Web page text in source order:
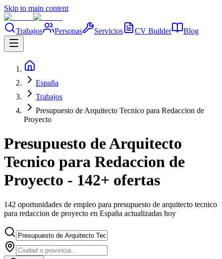
Skip to main content
Trabajos Personas Servicios CV Builder Blog
España
Trabajos
Presupuesto de Arquitecto Tecnico para Redaccion de
Proyecto
Presupuesto de Arquitecto
Tecnico para Redaccion de
Proyecto - 142+ ofertas
142 oportunidades de empleo para presupuesto de arquitecto tecnico
para redaccion de proyecto en España actualizadas hoy